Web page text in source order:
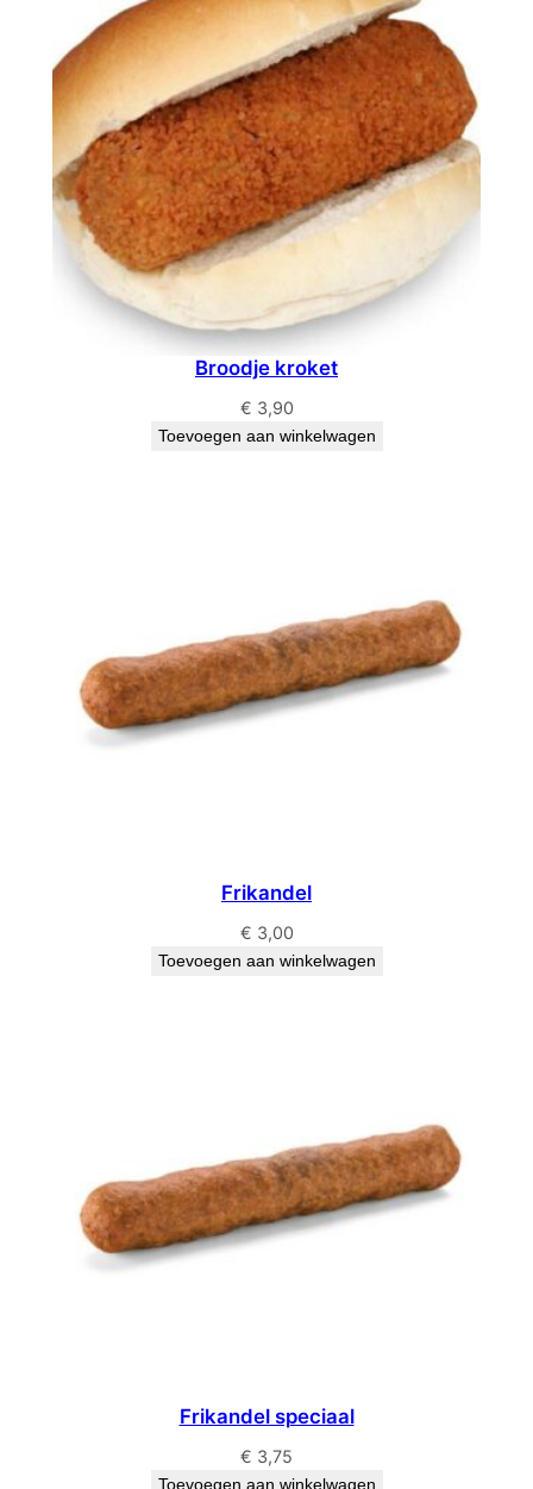
Broodje kroket
€ 3,90
Toevoegen aan winkelwagen
Frikandel
€ 3,00
Toevoegen aan winkelwagen
Frikandel speciaal
€ 3,75
Toevoegen aan winkelwagen